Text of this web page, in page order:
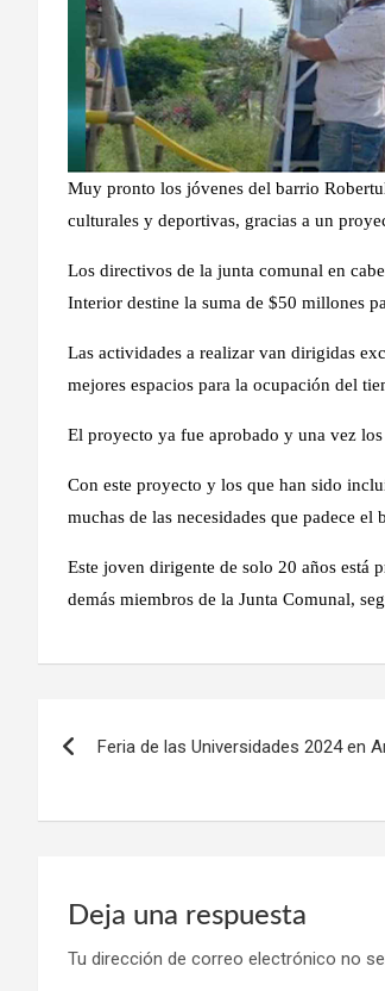
Muy pronto los jóvenes del barrio
culturales y deportivas, gracias a un
Los directivos de la junta comunal en
Interior destine la suma de $50 millones
Las actividades a realizar van dirigidas
mejores espacios para la ocupación del
El proyecto ya fue aprobado y una vez
Con este proyecto y los que han sido
muchas de las necesidades que padece el
Este joven dirigente de solo 20 años está
demás miembros de la Junta Comunal,
entradas
Feria de las Universidades 2024 en
Deja una respuesta
Tu dirección de correo electrónico no